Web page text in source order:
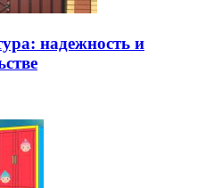
надежность и